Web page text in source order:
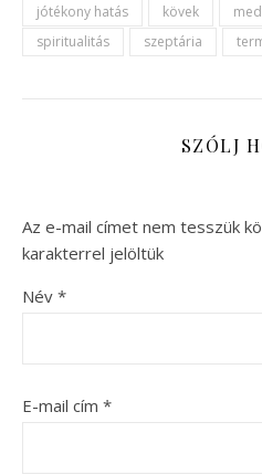
jótékony hatás
kövek
spiritualitás
szeptária
SZÓLJ
Az e-mail címet nem tesszük
karakterrel jelöltük
Név *
E-mail cím *